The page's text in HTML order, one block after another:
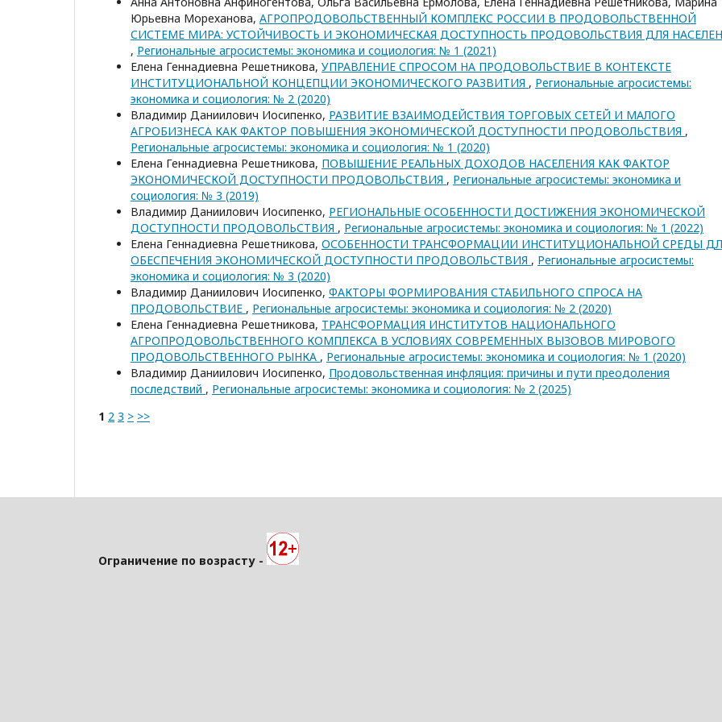
Юрьевна Мореханова, АГРОПРОДОВОЛЬСТВЕННЫЙ КОМПЛЕКС РОССИИ В ПРОДОВОЛЬСТВЕННОЙ
СИСТЕМЕ МИРА: УСТОЙЧИВОСТЬ И ЭКОНОМИЧЕСКАЯ ДОСТУПНОСТЬ ПРОДОВОЛЬСТВИЯ ДЛЯ
, Региональные агросистемы: экономика и социология: № 1 (2021)
Елена Геннадиевна Решетникова, УПРАВЛЕНИЕ СПРОСОМ НА ПРОДОВОЛЬСТВИЕ В КОНТЕКСТЕ
ИНСТИТУЦИОНАЛЬНОЙ КОНЦЕПЦИИ ЭКОНОМИЧЕСКОГО РАЗВИТИЯ , Региональные агросистемы:
экономика и социология: № 2 (2020)
Владимир Даниилович Иосипенко, РАЗВИТИЕ ВЗАИМОДЕЙСТВИЯ ТОРГОВЫХ СЕТЕЙ И МАЛОГО
АГРОБИЗНЕСА КАК ФАКТОР ПОВЫШЕНИЯ ЭКОНОМИЧЕСКОЙ ДОСТУПНОСТИ ПРОДОВОЛЬСТВИЯ ,
Региональные агросистемы: экономика и социология: № 1 (2020)
Елена Геннадиевна Решетникова, ПОВЫШЕНИЕ РЕАЛЬНЫХ ДОХОДОВ НАСЕЛЕНИЯ КАК ФАКТОР
ЭКОНОМИЧЕСКОЙ ДОСТУПНОСТИ ПРОДОВОЛЬСТВИЯ , Региональные агросистемы: экономика и
социология: № 3 (2019)
Владимир Даниилович Иосипенко, РЕГИОНАЛЬНЫЕ ОСОБЕННОСТИ ДОСТИЖЕНИЯ ЭКОНОМИЧЕСКОЙ
ДОСТУПНОСТИ ПРОДОВОЛЬСТВИЯ , Региональные агросистемы: экономика и социология: № 1 (2022)
Елена Геннадиевна Решетникова, ОСОБЕННОСТИ ТРАНСФОРМАЦИИ ИНСТИТУЦИОНАЛЬНОЙ СРЕДЫ
ОБЕСПЕЧЕНИЯ ЭКОНОМИЧЕСКОЙ ДОСТУПНОСТИ ПРОДОВОЛЬСТВИЯ , Региональные агросистемы:
экономика и социология: № 3 (2020)
Владимир Даниилович Иосипенко, ФАКТОРЫ ФОРМИРОВАНИЯ СТАБИЛЬНОГО СПРОСА НА
ПРОДОВОЛЬСТВИЕ , Региональные агросистемы: экономика и социология: № 2 (2020)
Елена Геннадиевна Решетникова, ТРАНСФОРМАЦИЯ ИНСТИТУТОВ НАЦИОНАЛЬНОГО
АГРОПРОДОВОЛЬСТВЕННОГО КОМПЛЕКСА В УСЛОВИЯХ СОВРЕМЕННЫХ ВЫЗОВОВ МИРОВОГО
ПРОДОВОЛЬСТВЕННОГО РЫНКА , Региональные агросистемы: экономика и социология: № 1 (2020)
Владимир Даниилович Иосипенко, Продовольственная инфляция: причины и пути преодоления
последствий , Региональные агросистемы: экономика и социология: № 2 (2025)
1 2 3 > >>
Ограничение по возрасту -